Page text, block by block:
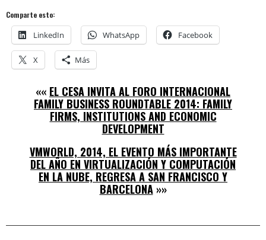
Comparte esto:
LinkedIn WhatsApp Facebook
X Más
«« EL CESA INVITA AL FORO INTERNACIONAL
FAMILY BUSINESS ROUNDTABLE 2014: FAMILY
FIRMS, INSTITUTIONS AND ECONOMIC
DEVELOPMENT
VMWORLD, 2014, EL EVENTO MÁS IMPORTANTE
DEL AÑO EN VIRTUALIZACIÓN Y COMPUTACIÓN
EN LA NUBE, REGRESA A SAN FRANCISCO Y
BARCELONA»»